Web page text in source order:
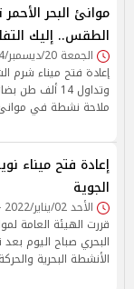
موانئ البحر
الطقس.. إليك
الجمعة 20/ديسمبر/2024 - 09:28 م
إعادة فتح ميناء شرم
ملاحة نشطة في موانئ
إعادة فتح ميناء
الجوية
الأحد 02/يناير/2022 - 09:55 ص
قررت الهيئة العامة
البحري صباح اليوم
الأنشطة البحرية